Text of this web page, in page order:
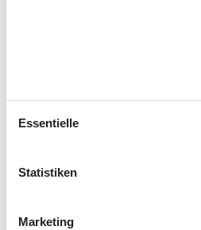
Essentielle
Statistiken
Marketing